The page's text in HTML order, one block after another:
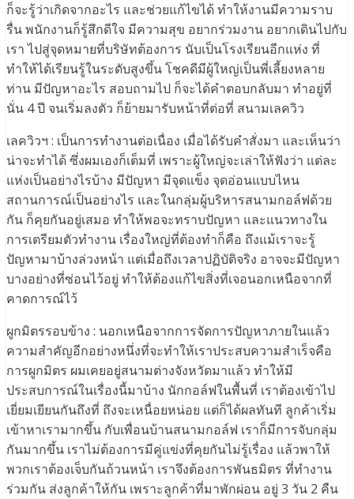
ก็จะรู้ว่าเกิดจากอะไร และช่วยแก้ไขได้ ทำให้งานมีความราบ
รื่น พนักงานก็รู้สึกดีใจ มีความสุข อยากร่วมงาน อยากเดินไปกับ
เรา ไปสู่จุดหมายที่บริษัทต้องการ นับเป็นโรงเรียนอีกแห่ง ที่
ทำให้ได้เรียนรู้ในระดับสูงขึ้น โชคดีมีผู้ใหญ่เป็นพี่เลี้ยงหลาย
ท่าน มีปัญหาอะไร สอบถามไป ก็จะได้คำตอบกลับมา ทำอยู่ที่
นั่น 4 ปี จนเริ่มลงตัว ก็ย้ายมารับหน้าที่ต่อที่ สนามเลควิว
เลควิวฯ : เป็นการทำงานต่อเนื่อง เมื่อได้รับคำสั่งมา และเห็นว่า
น่าจะทำได้ ซึ่งผมเองก็เต็มที่ เพราะผู้ใหญ่จะเล่าให้ฟังว่า แต่ละ
แห่งเป็นอย่างไรบ้าง มีปัญหา มีจุดแข็ง จุดอ่อนแบบไหน
สถานการณ์เป็นอย่างไร และในกลุ่มผู้บริหารสนามกอล์ฟด้วย
กัน ก็คุยกันอยู่เสมอ ทำให้พอจะทราบปัญหา และแนวทางใน
การเตรียมตัวทำงาน เรื่องใหญ่ที่ต้องทำก็คือ ถึงแม้เราจะรู้
ปัญหามาบ้างล่วงหน้า แต่เมื่อถึงเวลาปฏิบัติจริง อาจจะมีปัญหา
บางอย่างที่ซ่อนไว้อยู่ ทำให้ต้องแก้ไขสิ่งที่เจอนอกเหนือจากที่
คาดการณ์ไว้
ผูกมิตรรอบข้าง : นอกเหนือจากการจัดการปัญหาภายในแล้ว
ความสำคัญอีกอย่างหนึ่งที่จะทำให้เราประสบความสำเร็จคือ
การผูกมิตร ผมเคยอยู่สนามต่างจังหวัดมาแล้ว ทำให้มี
ประสบการณ์ในเรื่องนี้มาบ้าง นักกอล์ฟในพื้นที่ เราต้องเข้าไป
เยี่ยมเยียนกันถึงที่ ถึงจะเหนื่อยหน่อย แต่ก็ได้ผลทันที ลูกค้าเริ่ม
เข้าหาเรามากขึ้น กับเพื่อนบ้านสนามกอล์ฟ เราก็มีการจับกลุ่ม
กันมากขึ้น เราไม่ต้องการมีคู่แข่งที่คุยกันไม่รู้เรื่อง แล้วพาให้
พวกเราต้องเจ็บกันถ้วนหน้า เราจึงต้องการพันธมิตร ที่ทำงาน
ร่วมกัน ส่งลูกค้าให้กัน เพราะลูกค้าที่มาพักผ่อน อยู่ 3 วัน 2 คืน